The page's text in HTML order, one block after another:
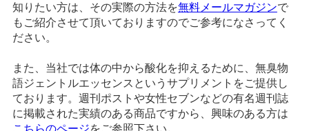
知りたい方は、その実際の方法を無料メールマガジンで
もご紹介させて頂いておりますのでご参考になさってく
ださい。
また、当社では体の中から酸化を抑えるために、無臭物
語ジェントルエッセンスというサプリメントをご提供し
ております。週刊ポストや女性セブンなどの有名週刊誌
に掲載された実績のある商品ですから、興味のある方は
こちらのページをご参照下さい。